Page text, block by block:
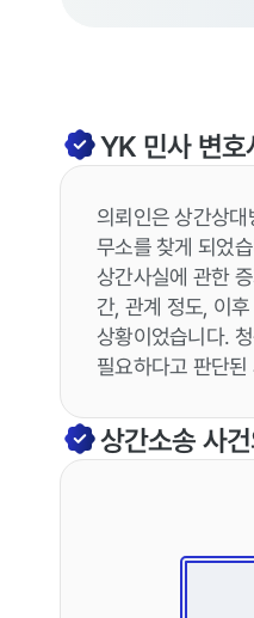
YK 민사변호
의뢰인은 상간상
무소를 찾게 되었
상간사실에 관한
간, 관계 정도, 이
상황이었습니다.
필요하다고 판단
상간소송사